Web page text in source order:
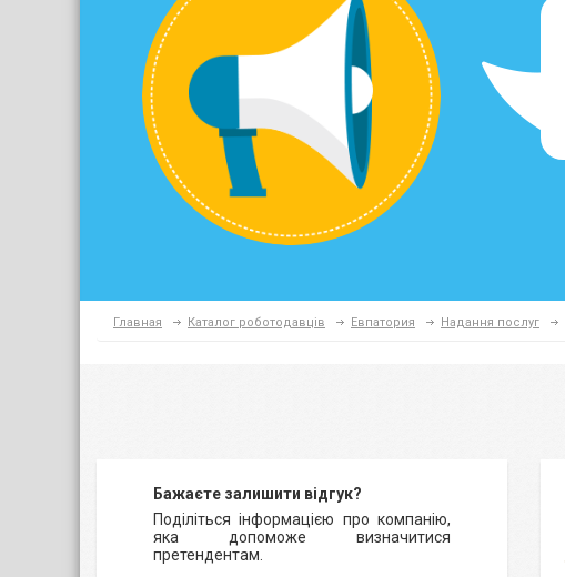
Главная Каталог роботодавців Евпатория Надання послуг
Бажаєте залишити відгук?
Поділіться інформацією про компанію,
яка допоможе визначитися
претендентам.